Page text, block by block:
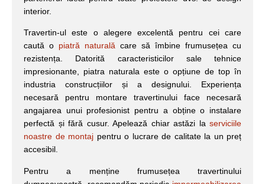
interior.
Travertin-ul este o alegere excelentă pentru cei care
caută o piatră naturală care să îmbine frumusețea cu
rezistența. Datorită caracteristicilor sale tehnice
impresionante, piatra naturala este o opțiune de top în
industria construcțiilor și a designului. Experiența
necesară pentru montare travertinului face necesară
angajarea unui profesionist pentru a obține o instalare
perfectă și fără cusur. Apelează chiar astăzi la serviciile
noastre de montaj pentru o lucrare de calitate la un preț
accesibil.
Pentru a menține frumusețea travertinului